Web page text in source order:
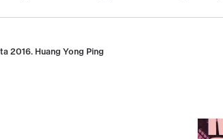
2016. Huang Yong Ping